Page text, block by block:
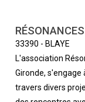
RÉSONANCES
33390 - BLAYE
L'association
Gironde,
travers divers